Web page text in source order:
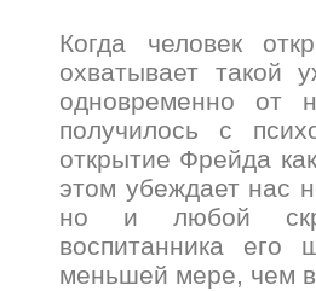
Когда человек
охватывает такой
одновременно от
получилось с
открытие Фрейда
этом убеждает нас
но и любой
воспитанника
меньшей мере, чем в